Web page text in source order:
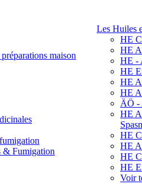
maison
& Fumigation
Les Huiles
HE
HE
HE -
HE
HE
HE
ÄÖ -
HE
HE
HE
HE
HE
Voir